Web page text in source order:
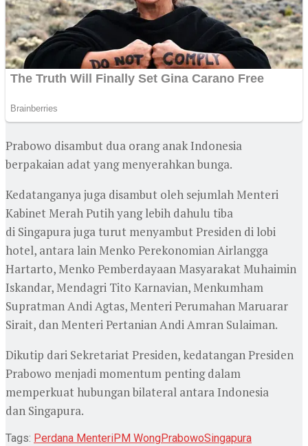
Prabowo disambut dua orang anak Indonesia
berpakaian adat yang menyerahkan bunga.
Kedatanganya juga disambut oleh sejumlah Menteri
Kabinet Merah Putih yang lebih dahulu tiba
di Singapura juga turut menyambut Presiden di lobi
hotel, antara lain Menko Perekonomian Airlangga
Hartarto, Menko Pemberdayaan Masyarakat Muhaimin
Iskandar, Mendagri Tito Karnavian, Menkumham
Supratman Andi Agtas, Menteri Perumahan Maruarar
Sirait, dan Menteri Pertanian Andi Amran Sulaiman.
Dikutip dari Sekretariat Presiden, kedatangan Presiden
Prabowo menjadi momentum penting dalam
memperkuat hubungan bilateral antara Indonesia
dan Singapura.
Tags: Perdana MenteriPM WongPrabowoSingapura